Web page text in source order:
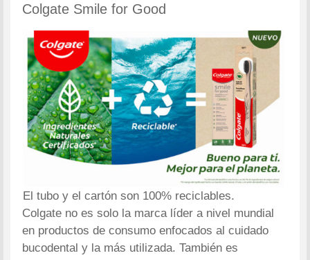
Colgate Smile for Good
El tubo y el cartón son 100% reciclables.
Colgate no es solo la marca líder a nivel mundial
en productos de consumo enfocados al cuidado
bucodental y la más utilizada. También es